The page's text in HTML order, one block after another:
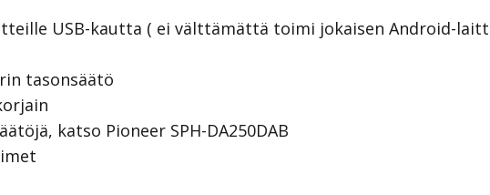
USB-kautta ( ei välttämättä toimi jokaisen Android-
tasonsäätö
katso Pioneer SPH-DA250DAB